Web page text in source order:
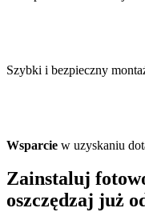
Szybki i bezpieczny
Wsparcie w uzyskaniu
Zainstaluj
oszczędzaj już